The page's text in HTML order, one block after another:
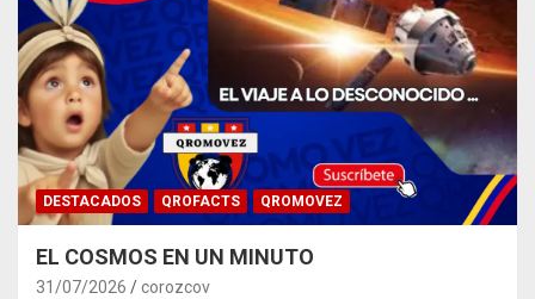
DESTACADOS QROFACTS QROMOVEZ
EL COSMOS EN UN MINUTO
31/07/2026 corozcov